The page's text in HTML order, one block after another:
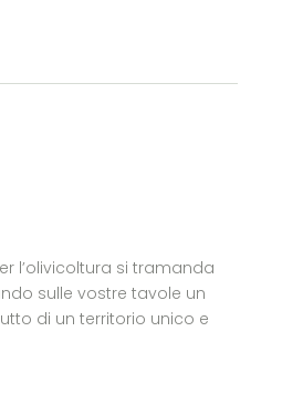
l’olivicoltura si tramanda
sulle vostre tavole un
di un territorio unico e